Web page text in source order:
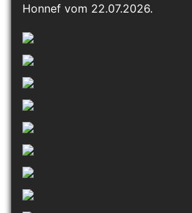
Honnef vom 22.07.2026.